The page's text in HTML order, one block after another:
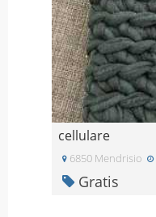
cellulare
6850 Mendrisio
Gratis